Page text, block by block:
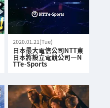
2020.01.21(Tue)
日本最大電信公司NTT東
日本將設立電競公司—N
TTe-Sports